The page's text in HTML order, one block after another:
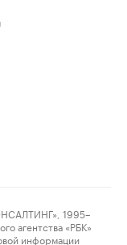
1995–
агентства «РБК»
информации